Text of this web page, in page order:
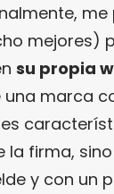
mejores)
su propia
una marca
firma,
y con un